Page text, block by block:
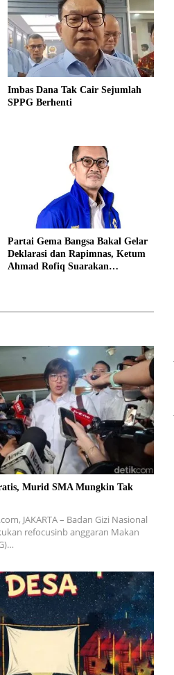
Imbas Dana Tak Cair Sejumlah
SPPG Berhenti
Partai Gema Bangsa Bakal Gelar
Deklarasi dan Rapimnas, Ketum
Ahmad Rofiq Suarakan
Murid SMA Mungkin Tak
JAKARTA – Badan Gizi Nasional
refocusinb anggaran Makan